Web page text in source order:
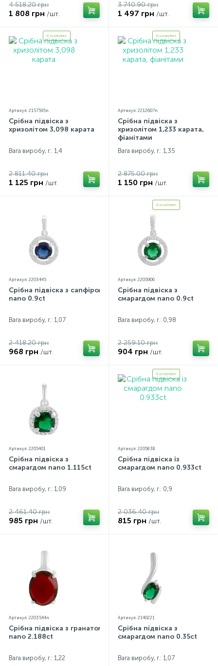
4 518.20 грн
1 808 грн /шт.
3 740.90 грн
1 497 грн /шт.
Є комплект
Артикул: 2157595n
Срібна підвіска з
хризолітом 3,098 карата
Вага виробу, г.: 1,4
2 811.40 грн
1 125 грн /шт.
Є комплект
Артикул: 2212607n
Срібна підвіска з
хризолітом 1,233 карата,
фіанітами
Вага виробу, г.: 1,35
2 875.00 грн
1 150 грн /шт.
Артикул: 2203445
Срібна підвіска з сапфіром
nano 0.9ct
Вага виробу, г.: 1,07
2 418.20 грн
968 грн /шт.
Є комплект
Артикул: 2205906
Срібна підвіска з
смарагдом nano 0.9ct
Вага виробу, г.: 0,98
2 259.10 грн
904 грн /шт.
Артикул: 2205401
Срібна підвіска з
смарагдом nano 1.115ct
Вага виробу, г.: 1,09
2 461.40 грн
985 грн /шт.
Є комплект
Артикул: 2205838
Срібна підвіска із
смарагдом nano 0.933ct
Вага виробу, г.: 0,9
2 036.40 грн
815 грн /шт.
Артикул: 2203544n
Срібна підвіска з гранатом
nano 2.188ct
Вага виробу, г.: 1,22
Артикул: 2140221
Срібна підвіска з
смарагдом nano 0.35ct
Вага виробу, г.: 1,07